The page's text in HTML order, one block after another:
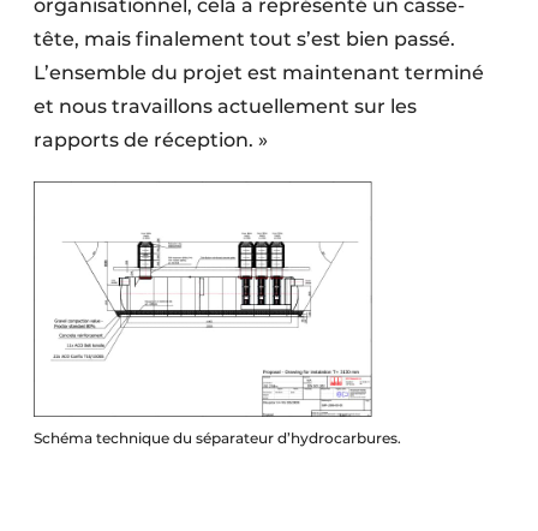
organisationnel, cela a représenté un casse-
tête, mais finalement tout s’est bien passé.
L’ensemble du projet est maintenant terminé
et nous travaillons actuellement sur les
rapports de réception. »
Schéma technique du séparateur d’hydrocarbures.